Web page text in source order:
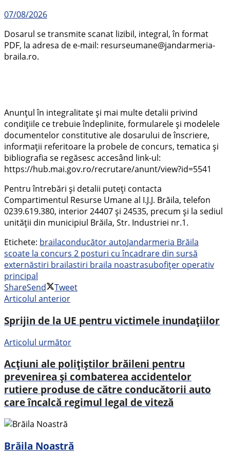
07/08/2026
Dosarul se transmite scanat lizibil, integral, în format
PDF, la adresa de e-mail: resurseumane@jandarmeria-
braila.ro.
Anunțul în integralitate și mai multe detalii privind
condițiile ce trebuie îndeplinite, formularele și modelele
documentelor constitutive ale dosarului de înscriere,
informații referitoare la probele de concurs, tematica și
bibliografia se regăsesc accesând link-ul:
https://hub.mai.gov.ro/recrutare/anunt/view?id=5541
Pentru întrebări și detalii puteți contacta
Compartimentul Resurse Umane al I.J.J. Brăila, telefon
0239.619.380, interior 24407 și 24535, precum și la sediul
unității din municipiul Brăila, Str. Industriei nr.1.
Etichete: brailaconducător autoJandarmeria Brăila
scoate la concurs 2 posturi cu încadrare din sursă
externăstiri brailastiri braila noastrasubofițer operativ
principal
ShareSend
Tweet
Articolul anterior
Sprijin de la UE pentru victimele inundațiilor
Articolul următor
Acțiuni ale polițiștilor brăileni pentru
prevenirea și combaterea accidentelor
rutiere produse de către conducătorii auto
care încalcă regimul legal de viteză
Brăila Noastră